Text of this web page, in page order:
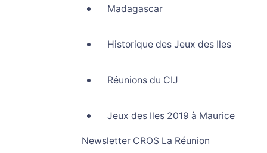
Madagascar
Historique des Jeux des Iles
Réunions du CIJ
Jeux des Iles 2019 à Maurice
Newsletter CROS La Réunion